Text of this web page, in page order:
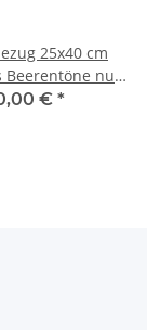
25x40 cm
Beerentöne nur
Bezug€ *